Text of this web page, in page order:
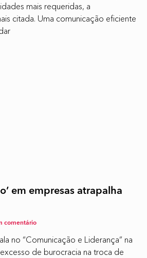
mais requeridas, a
citada. Uma comunicação eficiente
em empresas atrapalha
comentário
no “Comunicação e Liderança” na
de burocracia na troca de